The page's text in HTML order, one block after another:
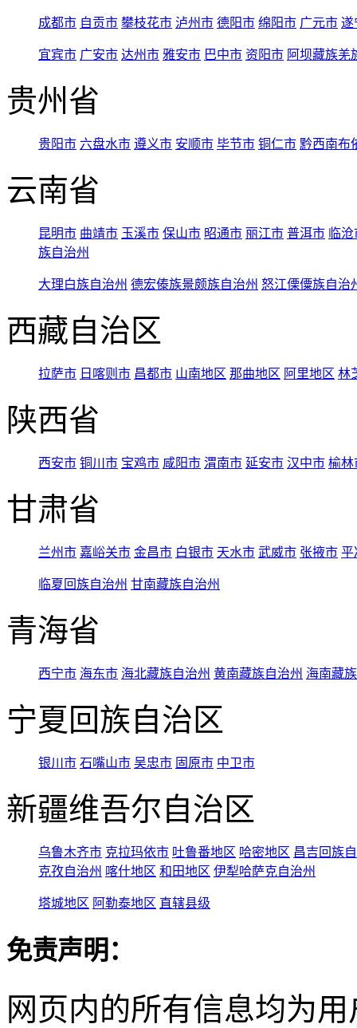
成都市 自贡市 攀枝花市 泸州市 德阳市 绵阳市 广元市 遂
宜宾市 广安市 达州市 雅安市 巴中市 资阳市 阿坝藏族羌
贵州省
贵阳市 六盘水市 遵义市 安顺市 毕节市 铜仁市 黔西南布
云南省
昆明市 曲靖市 玉溪市 保山市 昭通市 丽江市 普洱市 临
族自治州
大理白族自治州 德宏傣族景颇族自治州 怒江傈僳族自治
西藏自治区
拉萨市 日喀则市 昌都市 山南地区 那曲地区 阿里地区 林
陕西省
西安市 铜川市 宝鸡市 咸阳市 渭南市 延安市 汉中市 榆林
甘肃省
兰州市 嘉峪关市 金昌市 白银市 天水市 武威市 张掖市 平
临夏回族自治州 甘南藏族自治州
青海省
西宁市 海东市 海北藏族自治州 黄南藏族自治州 海南藏
宁夏回族自治区
银川市 石嘴山市 吴忠市 固原市 中卫市
新疆维吾尔自治区
乌鲁木齐市 克拉玛依市 吐鲁番地区 哈密地区 昌吉回族
克孜自治州 喀什地区 和田地区 伊犁哈萨克自治州
塔城地区 阿勒泰地区 直辖县级
免责声明：
网页内的所有信息均为